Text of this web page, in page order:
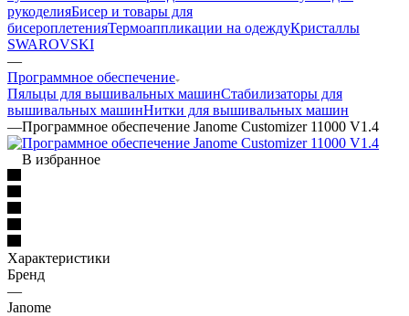
рукоделияБисер и товары для
бисероплетенияТермоаппликации на одеждуКристаллы
SWAROVSKI
—
Программное обеспечение
Пяльцы для вышивальных машинСтабилизаторы для
вышивальных машинНитки для вышивальных машин
—Программное обеспечение Janome Customizer 11000 V1.4
В избранное
Характеристики
Бренд
—
Janome